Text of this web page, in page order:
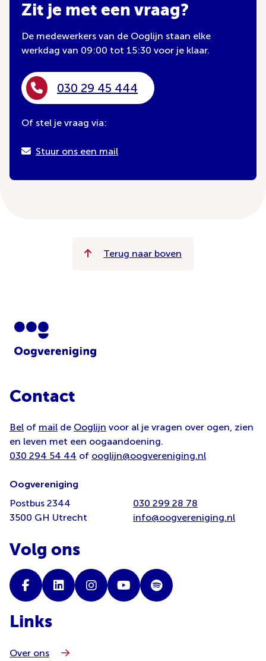
Zit je met een vraag?
De medewerkers van de Ooglijn staan elke
werkdag van 09:00 tot 15:30 voor je klaar.
030 29 45 444
Of stel je vraag via:
Stuur ons een mail
Terug naar boven
Contact
Bel of mail de Ooglijn voor al je vragen over ogen, zien
en leven met een oogaandoening.
030 294 54 44 of ooglijn@oogvereniging.nl
Oogvereniging
Postbus 2344
3500 GH Utrecht
030 299 28 78
info@oogvereniging.nl
Volg ons
Links
Over ons